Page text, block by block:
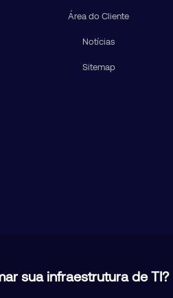
Área do Cliente
Notícias
Sitemap
sua infraestrutura de TI?